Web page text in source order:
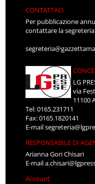
CONTATTACI
Per pubblicazione
contattare la
LG
via
11100
Tel: 0165.231711
Fax: 0165.1820141
E-mail
RESPONSABILE DI
Arianna Gori Chisari
E-mail
Account